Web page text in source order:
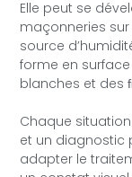
Elle peut se
maçonneries
source
forme en
blanches et des
Chaque
et un diagnostic
adapter le